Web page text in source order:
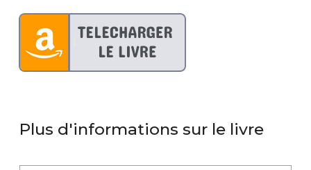
Plus d'informations sur le livre